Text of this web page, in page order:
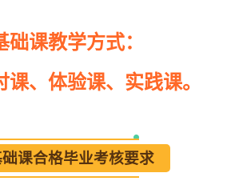
涵养本性，王者无所畏
颗广大清净心。——北京中医
，净化灵魂，正心诚意，
觉觉他，方可体悟自己、
体悟社会、体悟世界！——甘
王世萍